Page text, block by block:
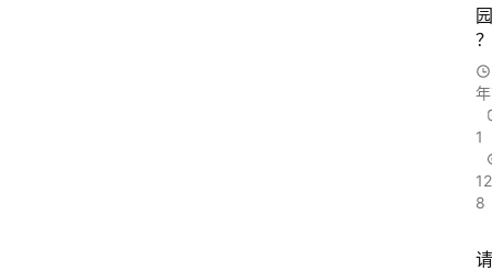
？
1
8
请